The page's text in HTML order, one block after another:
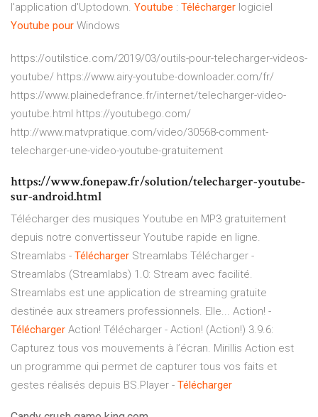
l'application d'Uptodown. Youtube : Télécharger logiciel
Youtube pour Windows
https://outilstice.com/2019/03/outils-pour-telecharger-videos-
youtube/ https://www.airy-youtube-downloader.com/fr/
https://www.plainedefrance.fr/internet/telecharger-video-
youtube.html https://youtubego.com/
http://www.matvpratique.com/video/30568-comment-
telecharger-une-video-youtube-gratuitement
https://www.fonepaw.fr/solution/telecharger-youtube-
sur-android.html
Télécharger des musiques Youtube en MP3 gratuitement
depuis notre convertisseur Youtube rapide en ligne.
Streamlabs - Télécharger Streamlabs Télécharger -
Streamlabs (Streamlabs) 1.0: Stream avec facilité.
Streamlabs est une application de streaming gratuite
destinée aux streamers professionnels. Elle... Action! -
Télécharger Action! Télécharger - Action! (Action!) 3.9.6:
Capturez tous vos mouvements à l’écran. Mirillis Action est
un programme qui permet de capturer tous vos faits et
gestes réalisés depuis BS.Player - Télécharger